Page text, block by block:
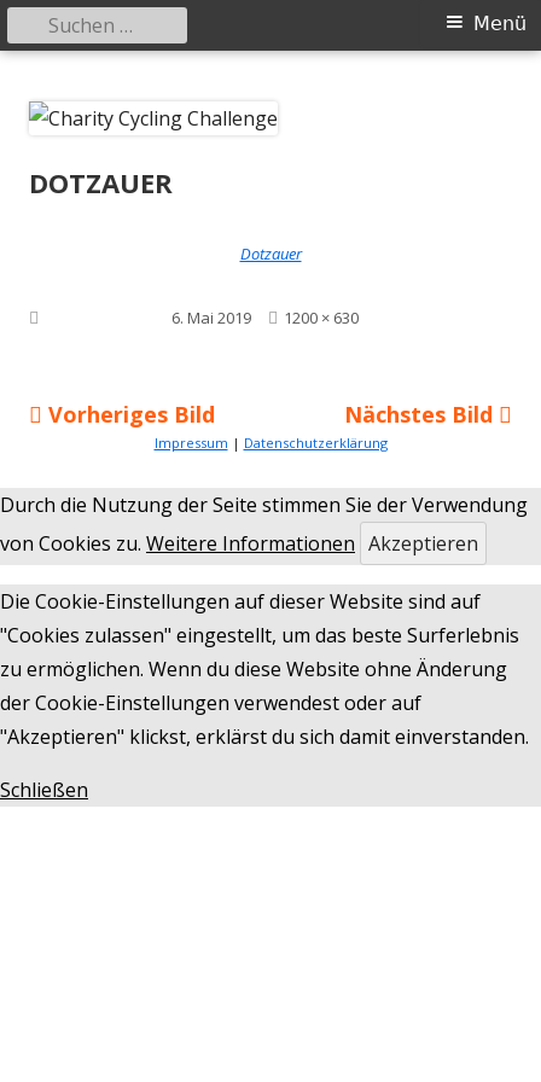
zum
Primäres
Menü
Suchen
nach:
DOTZAUER
Dotzauer
6. Mai 2019
Volle
1200 × 630
Vorheriges Bild Nächstes Bild
Impressum | Datenschutzerklärung
Durch die Nutzung der Seite stimmen Sie der Verwendung
von Cookies zu. Weitere Informationen Akzeptieren
Die Cookie-Einstellungen auf dieser Website sind auf
"Cookies zulassen" eingestellt, um das beste Surferlebnis
zu ermöglichen. Wenn du diese Website ohne Änderung
der Cookie-Einstellungen verwendest oder auf
"Akzeptieren" klickst, erklärst du sich damit einverstanden.
Schließen